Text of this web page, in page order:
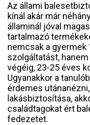
Az állami
kínál akár már
államinál jóval
tartalmazó
nemcsak a gyermek
szolgáltatást,
végéig, 23-25 éves
Ugyanakkor a
érdemes
lakásbiztosítása,
családtagokat ért
fedezetet.